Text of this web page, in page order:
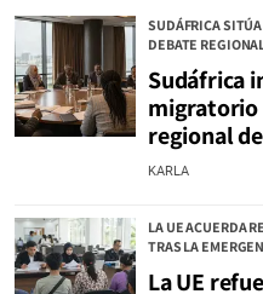
SUDÁFRICA
DEBATE
Sudáfrica
migratorio
regional
KARLA
LA UE ACUERDA
TRAS LA
La UE